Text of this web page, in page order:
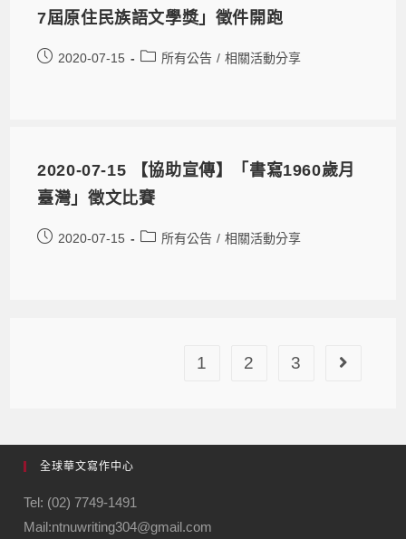
7屆原住民族語文學獎」徵件開跑
2020-07-15 所有公告 / 相關活動分享
2020-07-15 【協助宣傳】「書寫1960歲月
臺灣」徵文比賽
2020-07-15 所有公告 / 相關活動分享
1 2 3
全球華文寫作中心
Tel: (02) 7749-1491
Mail:ntnuwriting304@gmail.com